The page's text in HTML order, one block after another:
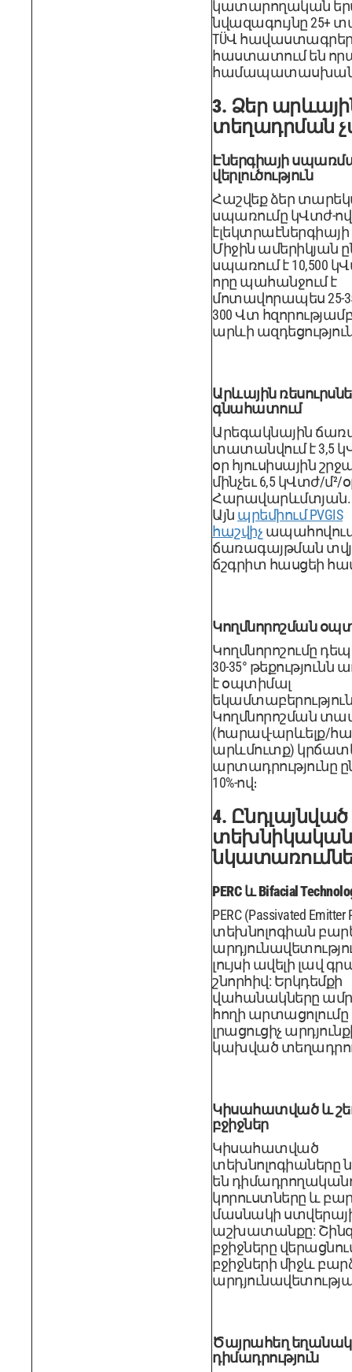
կատարողական
նվազագույնը 25+
TÜՎ
հաստատում են
3. Ձեր
տեղադրման
Էներգիայի
վերլուծություն
Հաշվեք ձեր
սպառումը կՎտժ-ով
Միջին ամերիկյան
սպառում է 10,500
որը պահանջում է
մոտավորապես 25-
300 Վտ
արևի
Արևային
գնահատում
Արեգակնային
տատանվում է 3,5
օր հյուսիսային
մինչեւ 6,5 կՎտժ/մ²/
Հարավարևմտյան.
Այն պրեմիում PVGIS
հաշվիչ ապահովում
ճառագայթման
ճշգրիտ հասցեի
Կողմնորոշման
Կողմնորոշումը
30-35°
է օպտիմալ
Կողմնորոշման
(հարավ-արևելք/
արևմուտք)
արտադրությունը
10%-ով։
4. Ընդլայնված
տեխնիկական
PERC և Bifacial
PERC (Passivated Emitter
տեխնոլոգիան
լույսի ավելի լավ
շնորհիվ: Երկդեմքի
վահանակները
հողի արտացոլումը
լրացուցիչ
կախված
Կիսահատված և
բջիջներ
Կիսահատված
տեխնոլոգիաները
են
կորուստները և
մասնակի
աշխատանքը:
բջիջները
բջիջների միջև
Ծայրահեղ
դիմադրություն